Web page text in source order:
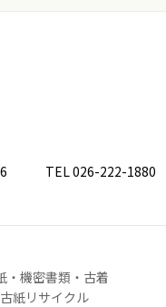
TEL 026-222-1880
・機密書類・古着
古紙リサイクル